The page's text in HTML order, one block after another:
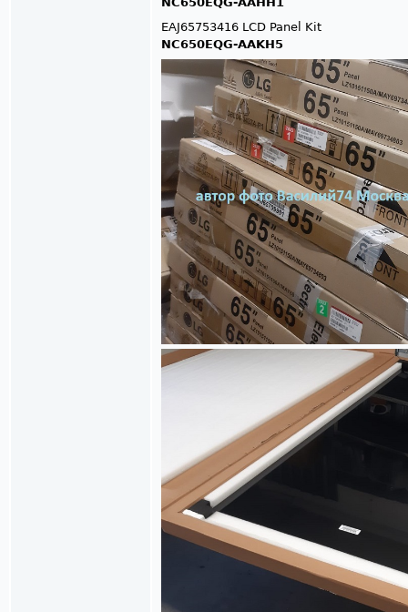
EAJ65753416 LCD Panel Kit
NC650EQG-AAKH5